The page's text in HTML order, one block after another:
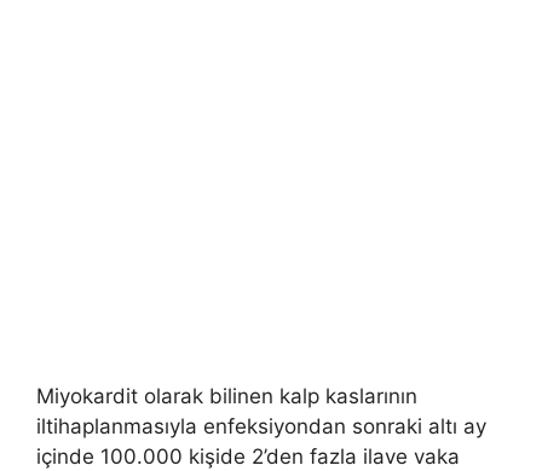
Miyokardit olarak bilinen kalp kaslarının
iltihaplanmasıyla enfeksiyondan sonraki altı ay
içinde 100.000 kişide 2’den fazla ilave vaka